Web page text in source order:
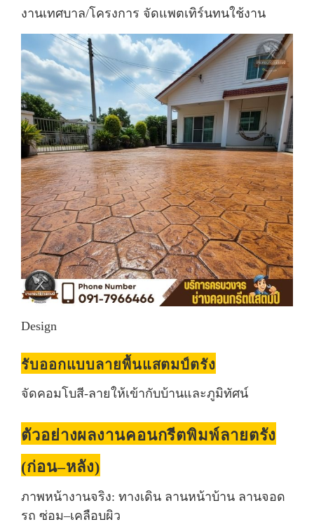
งานเทศบาล/โครงการ จัดแพตเทิร์นทนใช้งาน
Design
รับออกแบบลายพื้นแสตมป์ตรัง
จัดคอมโบสี-ลายให้เข้ากับบ้านและภูมิทัศน์
ตัวอย่างผลงานคอนกรีตพิมพ์ลายตรัง
(ก่อน–หลัง)
ภาพหน้างานจริง: ทางเดิน ลานหน้าบ้าน ลานจอด
รถ ซ่อม–เคลือบผิว